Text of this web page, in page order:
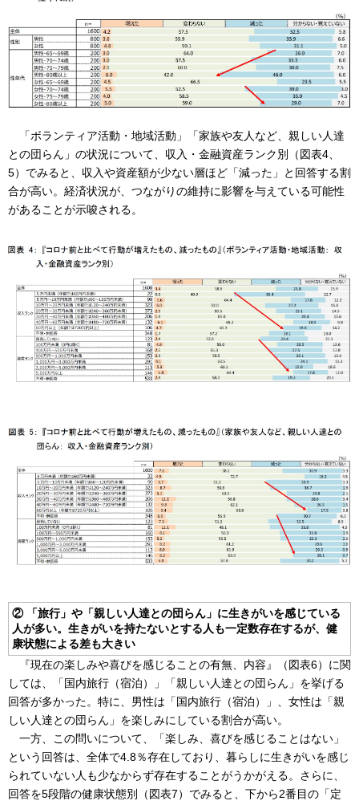
「ボランティア活動・地域活動」「家族や友人など、親しい人達
との団らん」の状況について、収入・金融資産ランク別（図表4、
5）でみると、収入や資産額が少ない層ほど「減った」と回答する割
合が高い。経済状況が、つながりの維持に影響を与えている可能性
があることが示唆される。
② 「旅行」や「親しい人達との団らん」に生きがいを感じている
人が多い。生きがいを持たないとする人も一定数存在するが、健
康状態による差も大きい
『現在の楽しみや喜びを感じることの有無、内容』（図表6）に関
しては、「国内旅行（宿泊）」「親しい人達との団らん」を挙げる
回答が多かった。特に、男性は「国内旅行（宿泊）」、女性は「親
しい人達との団らん」を楽しみにしている割合が高い。
一方、この問いについて、「楽しみ、喜びを感じることはない」
という回答は、全体で4.8％存在しており、暮らしに生きがいを感じ
られていない人も少なからず存在することがうかがえる。さらに、
回答を5段階の健康状態別（図表7）でみると、下から2番目の「定